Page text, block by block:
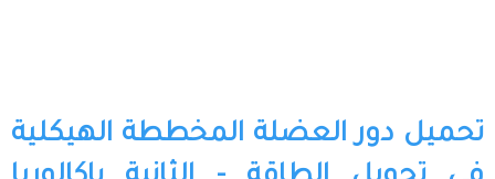
تحميل دور العضلة المخططة الهيكلية